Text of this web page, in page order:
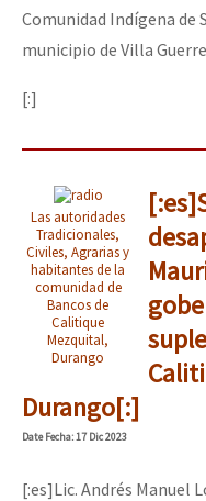
Comunidad Indígena de
municipio de Villa
[:]
Las autoridades
Tradicionales,
Civiles, Agrarias y
habitantes de la
comunidad de
Bancos de
Calitique
Mezquital,
Durango
Durango[:]
DateFecha: 17 Dic 2023
[:es]Lic. Andrés Manuel